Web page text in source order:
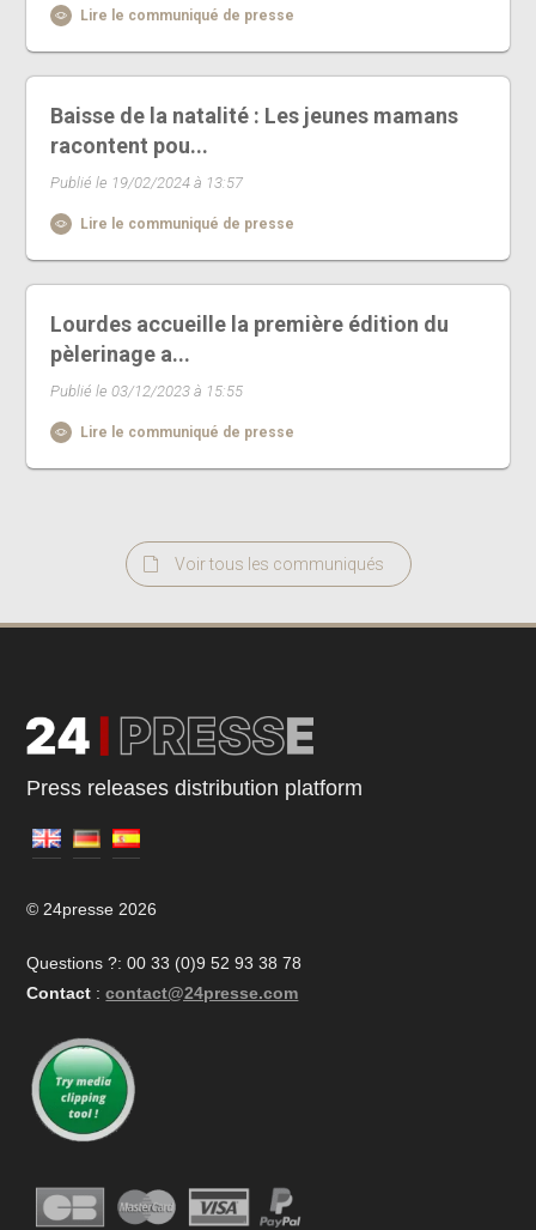
Lire le communiqué de presse
Baisse de la natalité : Les jeunes mamans
racontent pou...
Publié le 19/02/2024 à 13:57
Lire le communiqué de presse
Lourdes accueille la première édition du
pèlerinage a...
Publié le 03/12/2023 à 15:55
Lire le communiqué de presse
Voir tous les communiqués
Press releases distribution platform
© 24presse 2026
Questions ?: 00 33 (0)9 52 93 38 78
Contact : contact@24presse.com